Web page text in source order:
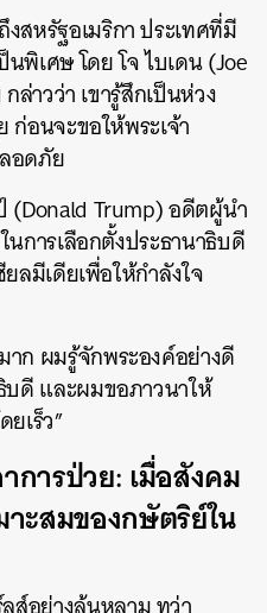
สหรัฐอเมริกา ประเทศที่มี
พิเศษ โดย​ โจ ไบเดน (Joe
ล่าวว่า เขารู้สึกเป็นห่วง
อนจะขอให้พระเจ้า
อดภัย
Trump) อดีตผู้นำ
การเลือกตั้งประธานาธิบดี
ลมีเดียเพื่อให้กำลังใจ
ก ผมรู้จักพระองค์อย่างดี
ดี และผมขอภาวนาให้
เร็ว”
ารป่วย: เมื่อสังคม
ะสมของกษัตริย์ใน